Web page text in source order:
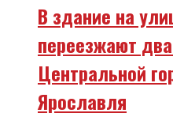
В здание на
переезжают
Центральной
Ярославля